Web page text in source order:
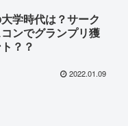
学時代は？サーク
ンでグランプリ獲
？？
2022.01.09